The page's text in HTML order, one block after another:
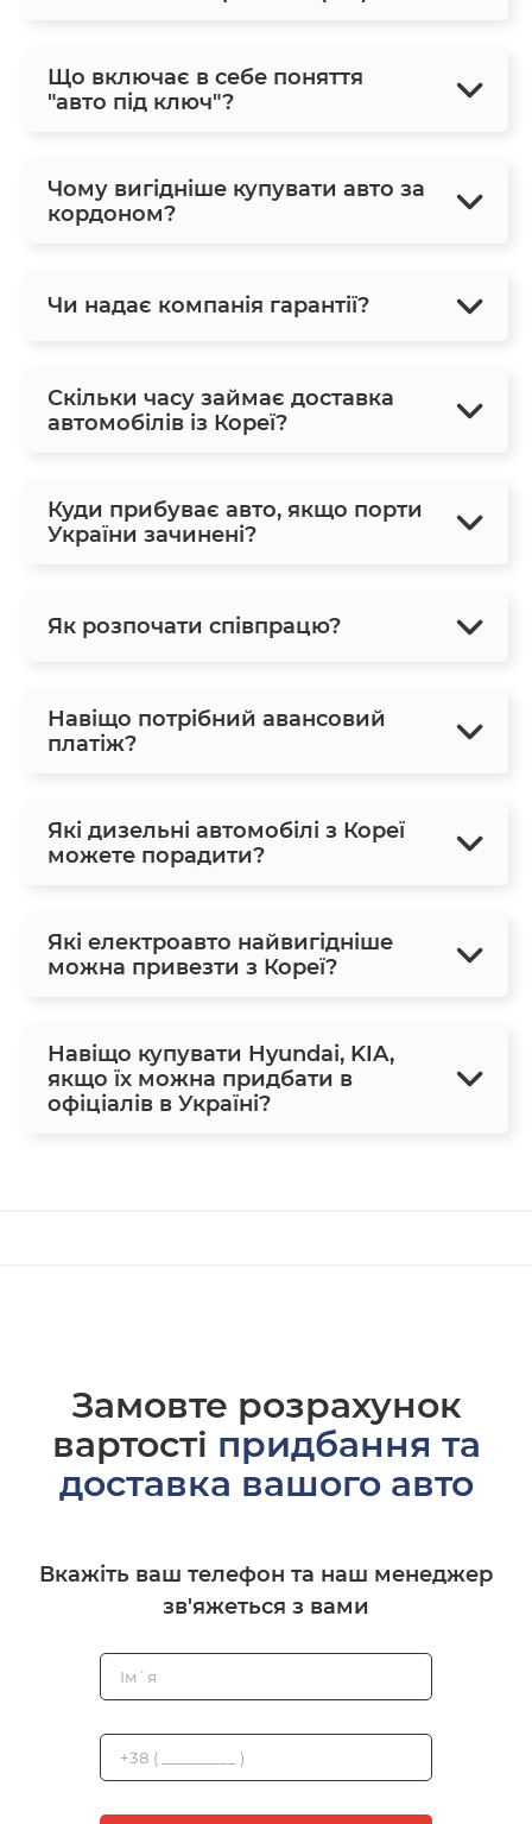
Що включає в себе поняття
"авто під ключ"?
Чому вигідніше купувати авто за
кордоном?
Чи надає компанія гарантії?
Скільки часу займає доставка
автомобілів із Кореї?
Куди прибуває авто, якщо порти
України зачинені?
Як розпочати співпрацю?
Навіщо потрібний авансовий
платіж?
Які дизельні автомобілі з Кореї
можете порадити?
Які електроавто найвигідніше
можна привезти з Кореї?
Навіщо купувати Hyundai, KIA,
якщо їх можна придбати в
офіціалів в Україні?
Замовте розрахунок
вартості придбання та
доставка вашого авто
Вкажіть ваш телефон та наш менеджер
зв'яжеться з вами